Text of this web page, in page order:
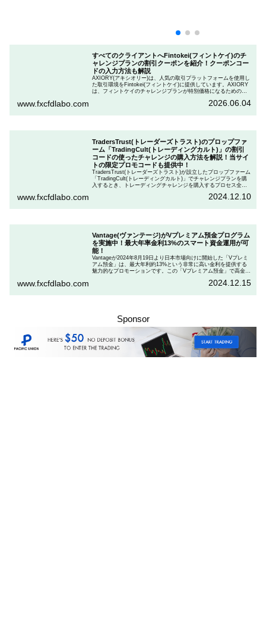
すべてのクライアントへFintokei(フィントケイ)のチ
ャレンジプランの割引クーポンを紹介！クーポンコー
ドの入力方法も解説
AXIORY(アキシオリー)は、人気の取引プラットフォームを使用し
た取引環境をFintokei(フィントケイ)に提供しています。AXIORY
は、フィントケイのチャレンジプランが特別価格になるためのク
ランを申し込むときのクーポンコードを入力して割引にする方法
www.fxcfdlabo.com 2026.06.04
TradersTrust(トレーダーズトラスト)のプロップファ
ーム「TradingCult(トレーディングカルト)」の割引
コードの使ったチャレンジの購入方法を解説！当サイ
トの限定プロモコードも提供中！
TradersTrust(トレーダーズトラスト)が設立したプロップファーム
「TradingCult(トレーディングカルト)」でチャレンジプランを購
入するとき、トレーディングチャレンジを購入するプロセス全体
ます。さらに、TradingCultがほぼ定期的に実施している割引コー
www.fxcfdlabo.com 2024.12.10
Vantage(ヴァンテージ)がVプレミアム預金プログラム
を実施中！最大年率金利13%のスマート資金運用が可
能！
Vantageが2024年8月19日より日本市場向けに開始した「Vプレミ
アム預金」は、最大年利約13%という非常に高い金利を提供する
魅力的なプロモーションです。この「Vプレミアム預金」で高金利
「Vプレミアム預金」を行いたい人は、この記事をしっかりと読ん
www.fxcfdlabo.com 2024.12.15
Sponsor